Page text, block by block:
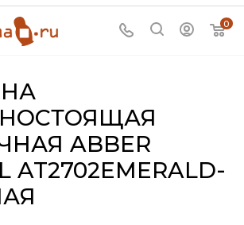
0
ABBER
AT2702EMERALD-